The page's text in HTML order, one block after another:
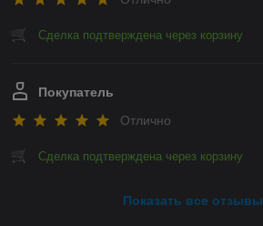
Сделка подтверждена через корзину
Покупатель
Отлично
Сделка подтверждена через корзину
Показать все отзывы